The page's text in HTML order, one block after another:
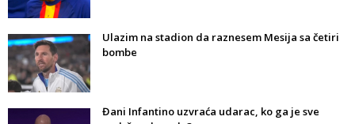
Ulazim na stadion da raznesem Mesija sa četiri
bombe
Đani Infantino uzvraća udarac, ko ga je sve